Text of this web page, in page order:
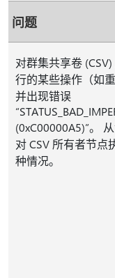
问题
对群集共享卷
行的某些操作（如
并出现错误
(0xC00000A5)”。
对 CSV 所有者节点
种情况。